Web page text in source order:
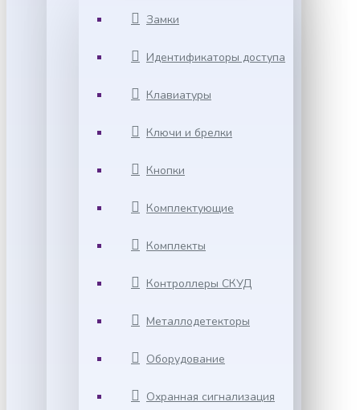
Замки
Идентификаторы доступа
Клавиатуры
Ключи и брелки
Кнопки
Комплектующие
Комплекты
Контроллеры СКУД
Металлодетекторы
Оборудование
Охранная сигнализация